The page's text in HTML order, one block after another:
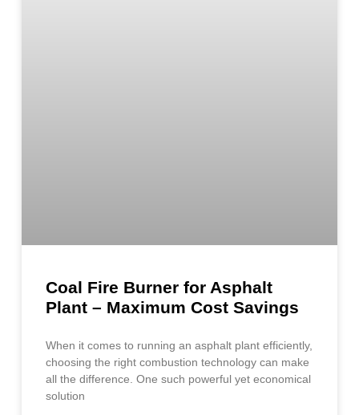
Coal Fire Burner for Asphalt
Plant – Maximum Cost Savings
When it comes to running an asphalt plant efficiently,
choosing the right combustion technology can make
all the difference. One such powerful yet economical
solution